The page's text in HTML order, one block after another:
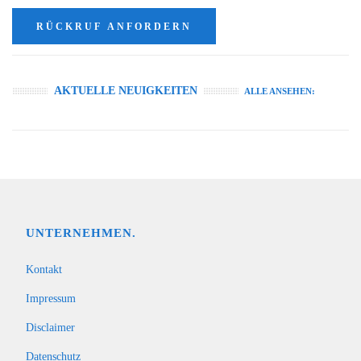
RÜCKRUF ANFORDERN
AKTUELLE NEUIGKEITEN ALLE ANSEHEN:
UNTERNEHMEN.
Kontakt
Impressum
Disclaimer
Datenschutz